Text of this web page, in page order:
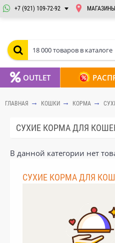
+7 (921) 109-72-92 МАГАЗИНЫ
OUTLET
ГЛАВНАЯ КОШКИ КОРМА
СУХИЕ КОРМА ДЛЯ
В данной категории нет
СУХИЕ КОРМА ДЛЯ